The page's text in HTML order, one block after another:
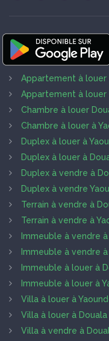
Appartement à louer
Appartement à louer
Chambre à louer
Chambre à louer à
Duplex à louer à
Duplex à louer à
Duplex à vendre à
Duplex à vendre
Terrain à vendre à
Terrain à vendre à
Immeuble à vendre
Immeuble à vendre à
Immeuble à louer à
Immeuble à louer à
Villa à louer à
Villa à louer à Douala
Villa à vendre à